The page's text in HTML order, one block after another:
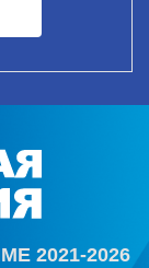
2021-2026